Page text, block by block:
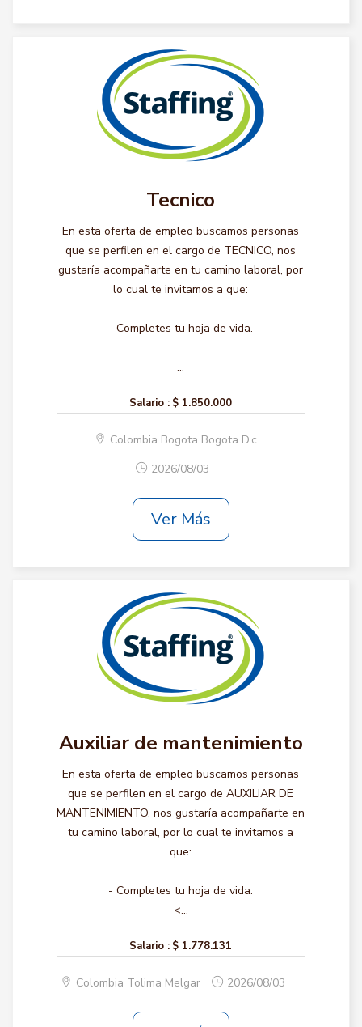
Tecnico
En esta oferta de empleo buscamos personas
que se perfilen en el cargo de TECNICO, nos
gustaría acompañarte en tu camino laboral, por
lo cual te invitamos a que:
- Completes tu hoja de vida.
...
Salario : $ 1.850.000
Colombia Bogota Bogota D.c.
2026/08/03
Ver Más
Auxiliar de mantenimiento
En esta oferta de empleo buscamos personas
que se perfilen en el cargo de AUXILIAR DE
MANTENIMIENTO, nos gustaría acompañarte en
tu camino laboral, por lo cual te invitamos a
que:
- Completes tu hoja de vida.
<...
Salario : $ 1.778.131
Colombia Tolima Melgar 2026/08/03